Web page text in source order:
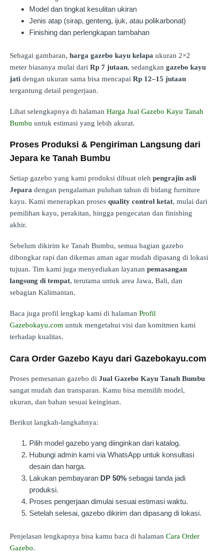
Model dan tingkat kesulitan ukiran
Jenis atap (sirap, genteng, ijuk, atau polikarbonat)
Finishing dan perlengkapan tambahan
Sebagai gambaran, harga gazebo kayu kelapa ukuran 2×2
meter biasanya mulai dari Rp 7 jutaan, sedangkan gazebo kayu
jati dengan ukuran sama bisa mencapai Rp 12–15 jutaan
tergantung detail pengerjaan.
Lihat selengkapnya di halaman Harga Jual Gazebo Kayu Tanah
Bumbu untuk estimasi yang lebih akurat.
Proses Produksi & Pengiriman Langsung dari
Jepara ke Tanah Bumbu
Setiap gazebo yang kami produksi dibuat oleh pengrajin asli
Jepara dengan pengalaman puluhan tahun di bidang furniture
kayu. Kami menerapkan proses quality control ketat, mulai dari
pemilihan kayu, perakitan, hingga pengecatan dan finishing
akhir.
Sebelum dikirim ke Tanah Bumbu, semua bagian gazebo
dibongkar rapi dan dikemas aman agar mudah dipasang di lokasi
tujuan. Tim kami juga menyediakan layanan pemasangan
langsung di tempat, terutama untuk area Jawa, Bali, dan
sebagian Kalimantan.
Baca juga profil lengkap kami di halaman Profil
Gazebokayu.com untuk mengetahui visi dan komitmen kami
terhadap kualitas.
Cara Order Gazebo Kayu dari Gazebokayu.com
Proses pemesanan gazebo di Jual Gazebo Kayu Tanah Bumbu
sangat mudah dan transparan. Kamu bisa memilih model,
ukuran, dan bahan sesuai keinginan.
Berikut langkah-langkahnya:
Pilih model gazebo yang diinginkan dari katalog.
Hubungi admin kami via WhatsApp untuk konsultasi
desain dan harga.
Lakukan pembayaran DP 50% sebagai tanda jadi
produksi.
Proses pengerjaan dimulai sesuai estimasi waktu.
Setelah selesai, gazebo dikirim dan dipasang di lokasi.
Penjelasan lengkapnya bisa kamu baca di halaman Cara Order
Gazebo.